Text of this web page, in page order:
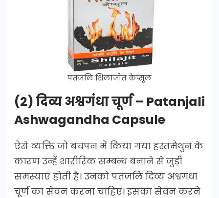
पतंजलि शिलाजीत कैप्सूल
(2) दिव्य अश्वगंधा चूर्ण – Patanjali
Ashwagandha Capsule
ऐसे व्यक्ति जो बचपन में किया गया हस्तमैथुन के
कारण उन्हें शारीरिक सम्बन्ध बनाने से जुड़ी
समस्याएं होती हैं। उनको पतंजलि दिव्य अश्वगंधा
चूर्ण का सेवन करना चाहिए। इसका सेवन करने